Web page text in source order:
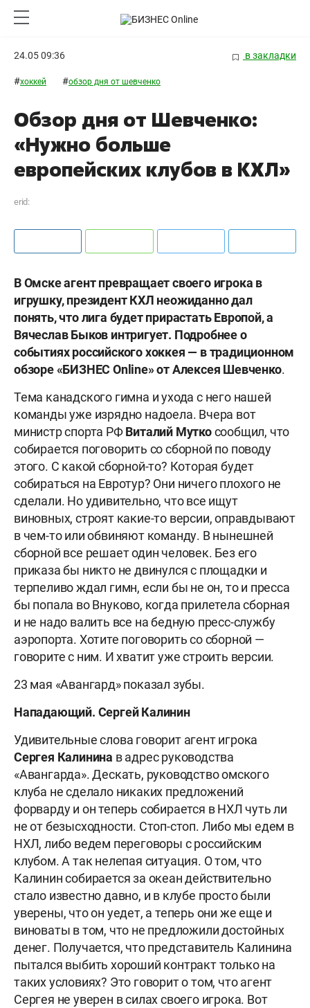
24.05 09:36 в закладки
#хоккей #обзор дня от шевченко
Обзор дня от Шевченко:
«Нужно больше
европейских клубов в КХЛ»
erid:
В Омске агент превращает своего игрока в
игрушку, президент КХЛ неожиданно дал
понять, что лига будет прирастать Европой, а
Вячеслав Быков интригует. Подробнее о
событиях российского хоккея — в традиционном
обзоре «БИЗНЕС Online» от Алексея Шевченко.
Тема канадского гимна и ухода с него нашей
команды уже изрядно надоела. Вчера вот
министр спорта РФВиталий Муткосообщил, что
собирается поговорить со сборной по поводу
этого. С какой сборной-то? Которая будет
собираться на Евротур? Они ничего плохого не
сделали. Но удивительно, что все ищут
виновных, строят какие-то версии, оправдывают
в чем-то или обвиняют команду. В нынешней
сборной все решает один человек. Без его
приказа бы никто не двинулся с площадки и
терпеливо ждал гимн, если бы не он, то и пресса
бы попала во Внуково, когда прилетела сборная
и не надо валить все на бедную пресс-службу
аэропорта. Хотите поговорить со сборной —
говорите с ним. И хватит уже строить версии.
23 мая «Авангард» показал зубы.
Нападающий. Сергей Калинин
Удивительные слова говорит агент игрока
Сергея Калинина в адрес руководства
«Авангарда». Дескать, руководство омского
клуба не сделало никаких предложений
форварду и он теперь собирается в НХЛ чуть ли
не от безысходности. Стоп-стоп. Либо мы едем в
НХЛ, либо ведем переговоры с российским
клубом. А так нелепая ситуация. О том, что
Калинин собирается за океан действительно
стало известно давно, и в клубе просто были
уверены, что он уедет, а теперь они же еще и
виноваты в том, что не предложили достойных
денег. Получается, что представитель Калинина
пытался выбить хороший контракт только на
таких условиях? Это говорит о том, что агент
Сергея не уверен в силах своего игрока. Вот